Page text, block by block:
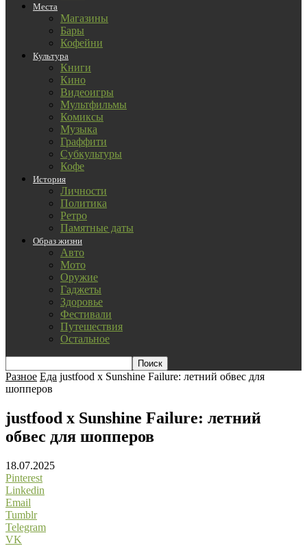
Места
Магазины
Бары
Кофейни
Культура
Книги
Кино
Видеоигры
Мультфильмы
Комиксы
Музыка
Граффити
Субкультуры
Кофе
История
Личности
Политика
Ретро
Памятные даты
Образ жизни
Авто
Мото
Оружие
Гаджеты
Здоровье
Фестивали
Путешествия
Остальное
Разное Еда justfood x Sunshine Failure: летний обвес для
шопперов
justfood x Sunshine Failure: летний
обвес для шопперов
18.07.2025
Pinterest
Linkedin
Email
Tumblr
Telegram
VK